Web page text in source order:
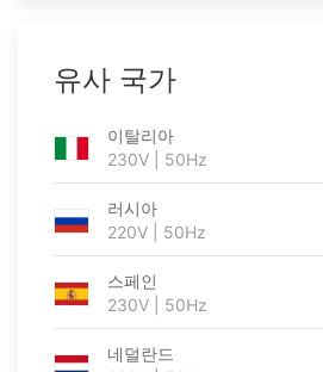
유사 국가
이탈리아
230V | 50Hz
러시아
220V | 50Hz
스페인
230V | 50Hz
네덜란드